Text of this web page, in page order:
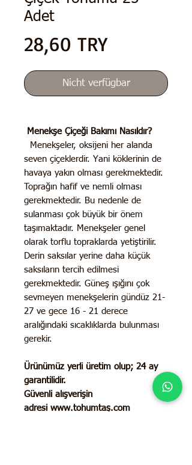
Adet
28,60 TRYPreis
Nicht verfügbar
Menekşe Çiçeği Bakımı Nasıldır?
Menekşeler, oksijeni her alanda
seven çiçeklerdir. Yani köklerinin de
havaya yakın olması gerekmektedir.
Toprağın hafif ve nemli olması
gerekmektedir. Bu nedenle de
sulanması çok büyük bir önem
taşımaktadır. Menekşeler genel
olarak torflu topraklarda yetiştirilir.
Derin saksılar yerine daha küçük
saksıların tercih edilmesi
gerekmektedir. Güneş ışığını çok
sevmeyen menekşelerin gündüz 21-
27 ve gece 16 - 21 derece
aralığındaki sıcaklıklarda bulunması
gerekir.
Ürünümüz yerli üretim olup; 24 ay
garantilidir.
Güvenli alışverişin
adresi www.tohumtaş.com